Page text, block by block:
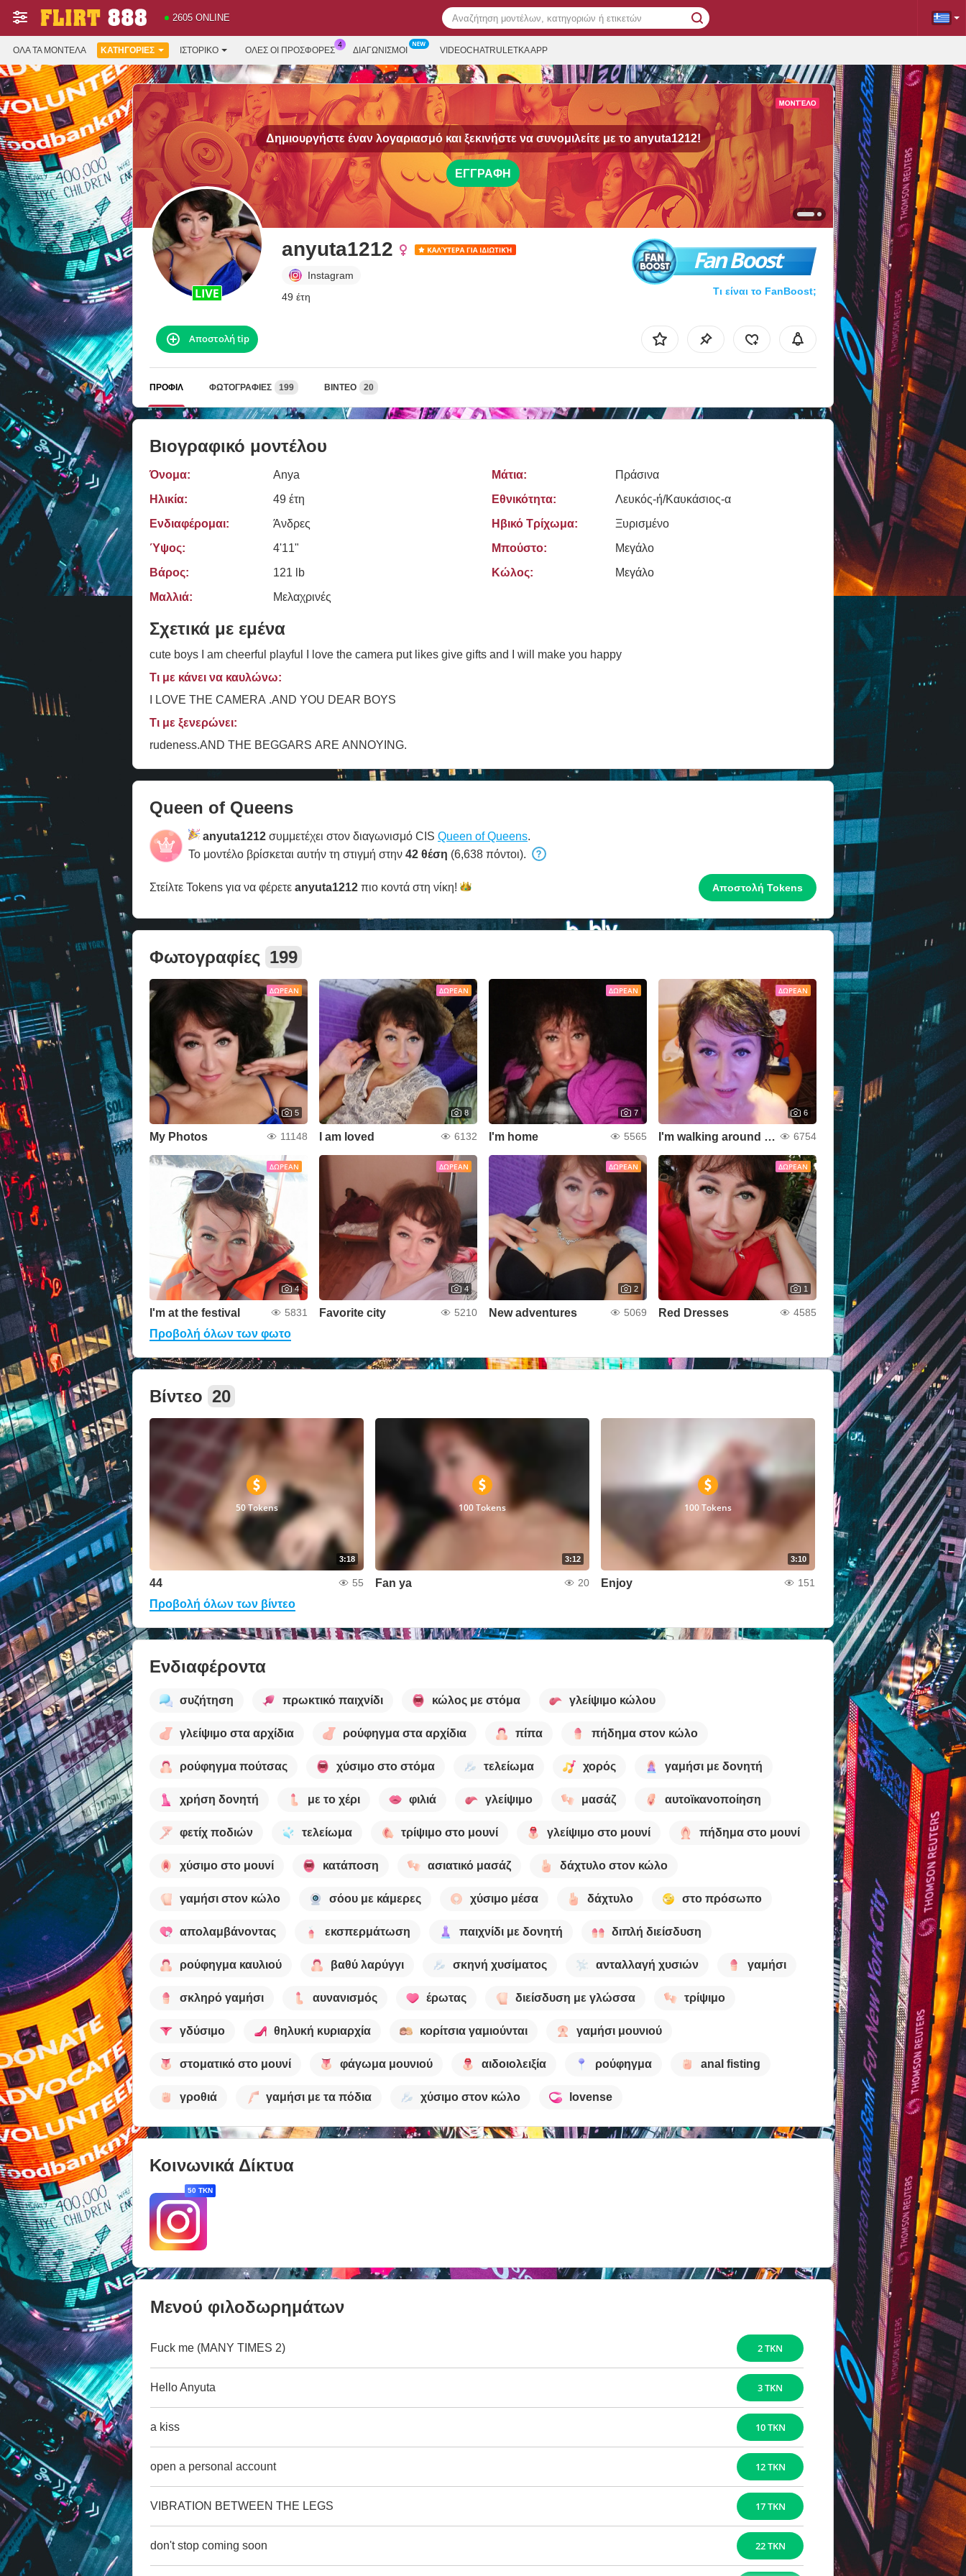
2605 ONLINE
ΌΛΑ ΤΑ ΜΟΝΤΈΛΑ ΚΑΤΗΓΟΡΊΕΣ ΙΣΤΟΡΙΚΌ ΟΛΕΣ ΟΙ ΠΡΟΣΦΟΡΕΣ ΔΙΑΓΩΝΙΣΜΟΊ VIDEOCHATRULETKA APP
Δημιουργήστε έναν λογαριασμό και ξεκινήστε να συνομιλείτε με το anyuta1212!
ΕΓΓΡΑΦΉ
anyuta1212
Instagram
49 έτη
Fan Boost
Τι είναι το FanBoost;
Αποστολή tip
ΠΡΟΦΊΛ ΦΩΤΟΓΡΑΦΊΕΣ 199 ΒΊΝΤΕΟ 20
Βιογραφικό μοντέλου
Όνομα:
Anya
Ηλικία:
49 έτη
Ενδιαφέρομαι:
Άνδρες
Ύψος:
4'11"
Βάρος:
121 lb
Μαλλιά:
Μελαχρινές
Μάτια:
Πράσινα
Εθνικότητα:
Λευκός-ή/Καυκάσιος-α
Ηβικό Τρίχωμα:
Ξυρισμένο
Μπούστο:
Μεγάλο
Κώλος:
Μεγάλο
Σχετικά με εμένα
cute boys I am cheerful playful I love the camera put likes give gifts and I will make you happy
Τι με κάνει να καυλώνω:
I LOVE THE CAMERA .AND YOU DEAR BOYS
Τι με ξενερώνει:
rudeness.AND THE BEGGARS ARE ANNOYING.
Queen of Queens
anyuta1212 συμμετέχει στον διαγωνισμό CIS Queen of Queens.
Το μοντέλο βρίσκεται αυτήν τη στιγμή στην 42 θέση (6,638 πόντοι).
Στείλτε Tokens για να φέρετε anyuta1212 πιο κοντά στη νίκη! Αποστολή Tokens
Φωτογραφίες 199
ΔΩΡΕΆΝ
5
My Photos 11148
ΔΩΡΕΆΝ
8
I am loved 6132
ΔΩΡΕΆΝ
7
I'm home 5565
ΔΩΡΕΆΝ
6
I'm walking around the city 6754
ΔΩΡΕΆΝ
4
I'm at the festival 5831
ΔΩΡΕΆΝ
4
Favorite city 5210
ΔΩΡΕΆΝ
2
New adventures 5069
ΔΩΡΕΆΝ
1
Red Dresses 4585
Προβολή όλων των φωτο
Βίντεο 20
3:18
50 Tokens
44 55
3:12
100 Tokens
Fan ya 20
3:10
100 Tokens
Enjoy 151
Προβολή όλων των βίντεο
Ενδιαφέροντα
συζήτηση πρωκτικό παιχνίδι κώλος με στόμα γλείψιμο κώλου
γλείψιμο στα αρχίδια ρούφηγμα στα αρχίδια πίπα πήδημα στον κώλο
ρούφηγμα πούτσας χύσιμο στο στόμα τελείωμα χορός γαμήσι με δονητή
χρήση δονητή με το χέρι φιλιά γλείψιμο μασάζ αυτοϊκανοποίηση
φετίχ ποδιών τελείωμα τρίψιμο στο μουνί γλείψιμο στο μουνί πήδημα στο μουνί
χύσιμο στο μουνί κατάποση ασιατικό μασάζ δάχτυλο στον κώλο
γαμήσι στον κώλο σόου με κάμερες χύσιμο μέσα δάχτυλο στο πρόσωπο
απολαμβάνοντας εκσπερμάτωση παιχνίδι με δονητή διπλή διείσδυση
ρούφηγμα καυλιού βαθύ λαρύγγι σκηνή χυσίματος ανταλλαγή χυσιών γαμήσι
σκληρό γαμήσι αυνανισμός έρωτας διείσδυση με γλώσσα τρίψιμο
γδύσιμο θηλυκή κυριαρχία κορίτσια γαμιούνται γαμήσι μουνιού
στοματικό στο μουνί φάγωμα μουνιού αιδοιολειξία ρούφηγμα anal fisting
γροθιά γαμήσι με τα πόδια χύσιμο στον κώλο lovense
Κοινωνικά Δίκτυα
50 TKN
Μενού φιλοδωρημάτων
Fuck me (MANY TIMES 2) 2 TKN
Hello Anyuta 3 TKN
a kiss 10 TKN
open a personal account 12 TKN
VIBRATION BETWEEN THE LEGS 17 TKN
don't stop coming soon 22 TKN